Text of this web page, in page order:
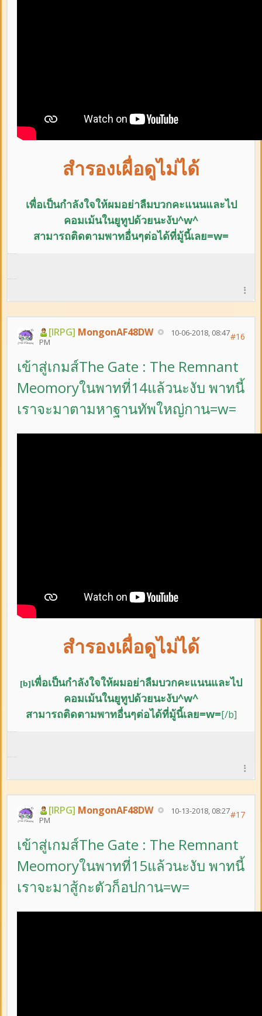
สำรองเผื่อดูไม่ได้
เพื่อเป็นกำลังใจให้ผมอย่าลืมบวกคะแนนและไป
คอมเม้นในยูทูปด้วยนะงับ^w^
สามารถติดตามพาทอื่นๆต่อได้ที่มู้นี้เลย=w=
[IRPG] MongonAF48DW
10-06-2018, 08:47
PM
#16
เข้าสู่เกมส์The Gate : The Remnant
Meomoryในพาทที่14แล้วนะงับ พาทนี้
เราจะมาตามหาฐานทัพใหญ่กาน=w=
สำรองเผื่อดูไม่ได้
[b]เพื่อเป็นกำลังใจให้ผมอย่าลืมบวกคะแนนและไป
คอมเม้นในยูทูปด้วยนะงับ^w^
สามารถติดตามพาทอื่นๆต่อได้ที่มู้นี้เลย=w=[/b]
[IRPG] MongonAF48DW
10-13-2018, 08:27
PM
#17
เข้าสู่เกมส์The Gate : The Remnant
Meomoryในพาทที่15แล้วนะงับ พาทนี้
เราจะมาสู้กะตัวก็อปกาน=w=